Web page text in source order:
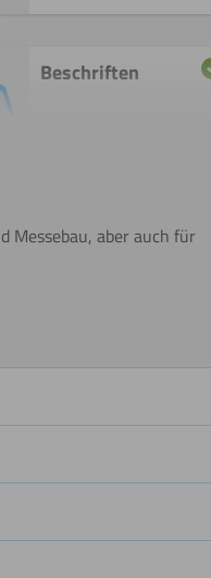
Beschriften
(kalt)
Messebau, aber auch für